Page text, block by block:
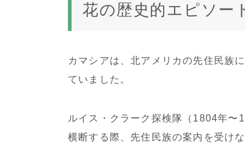
花の歴史的エピソー
カマシアは、北アメリカの先住民族
ていました。
ルイス・クラーク探検隊（1804年〜
横断する際、先住民族の案内を受け